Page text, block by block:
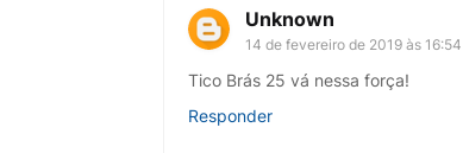
Unknown
14 de fevereiro de 2019 às 16:54
Tico Brás 25 vá nessa força!
Responder